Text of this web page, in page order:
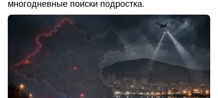
многодневные поиски подростка.